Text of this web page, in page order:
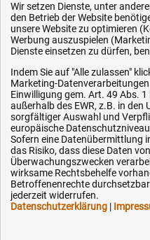
+49 (0) 800 - 498 326 4
E-Mail:
info@hytec-hydraulik.de
Hilfe & Service
Versandkosten
Zahlungsarten
Service
Wir setzen Dienste, unter
den Betrieb der Website
unsere Website zu optimieren
Werbung auszuspielen
Dienste einsetzen zu dürfen,
Indem Sie auf "Alle zulassen"
Marketing-
Einwilligung gem. Art. 49 Abs.
außerhalb des EWR, z.B. in
sorgfältiger Auswahl und
europäische
Sofern eine Datenübermittlung
das Risiko, dass diese Daten
Überwachungszwecken
wirksame Rechtsbehelfe
Betroffenenrechte
jederzeit widerrufen.
Datenschutzerklärung |